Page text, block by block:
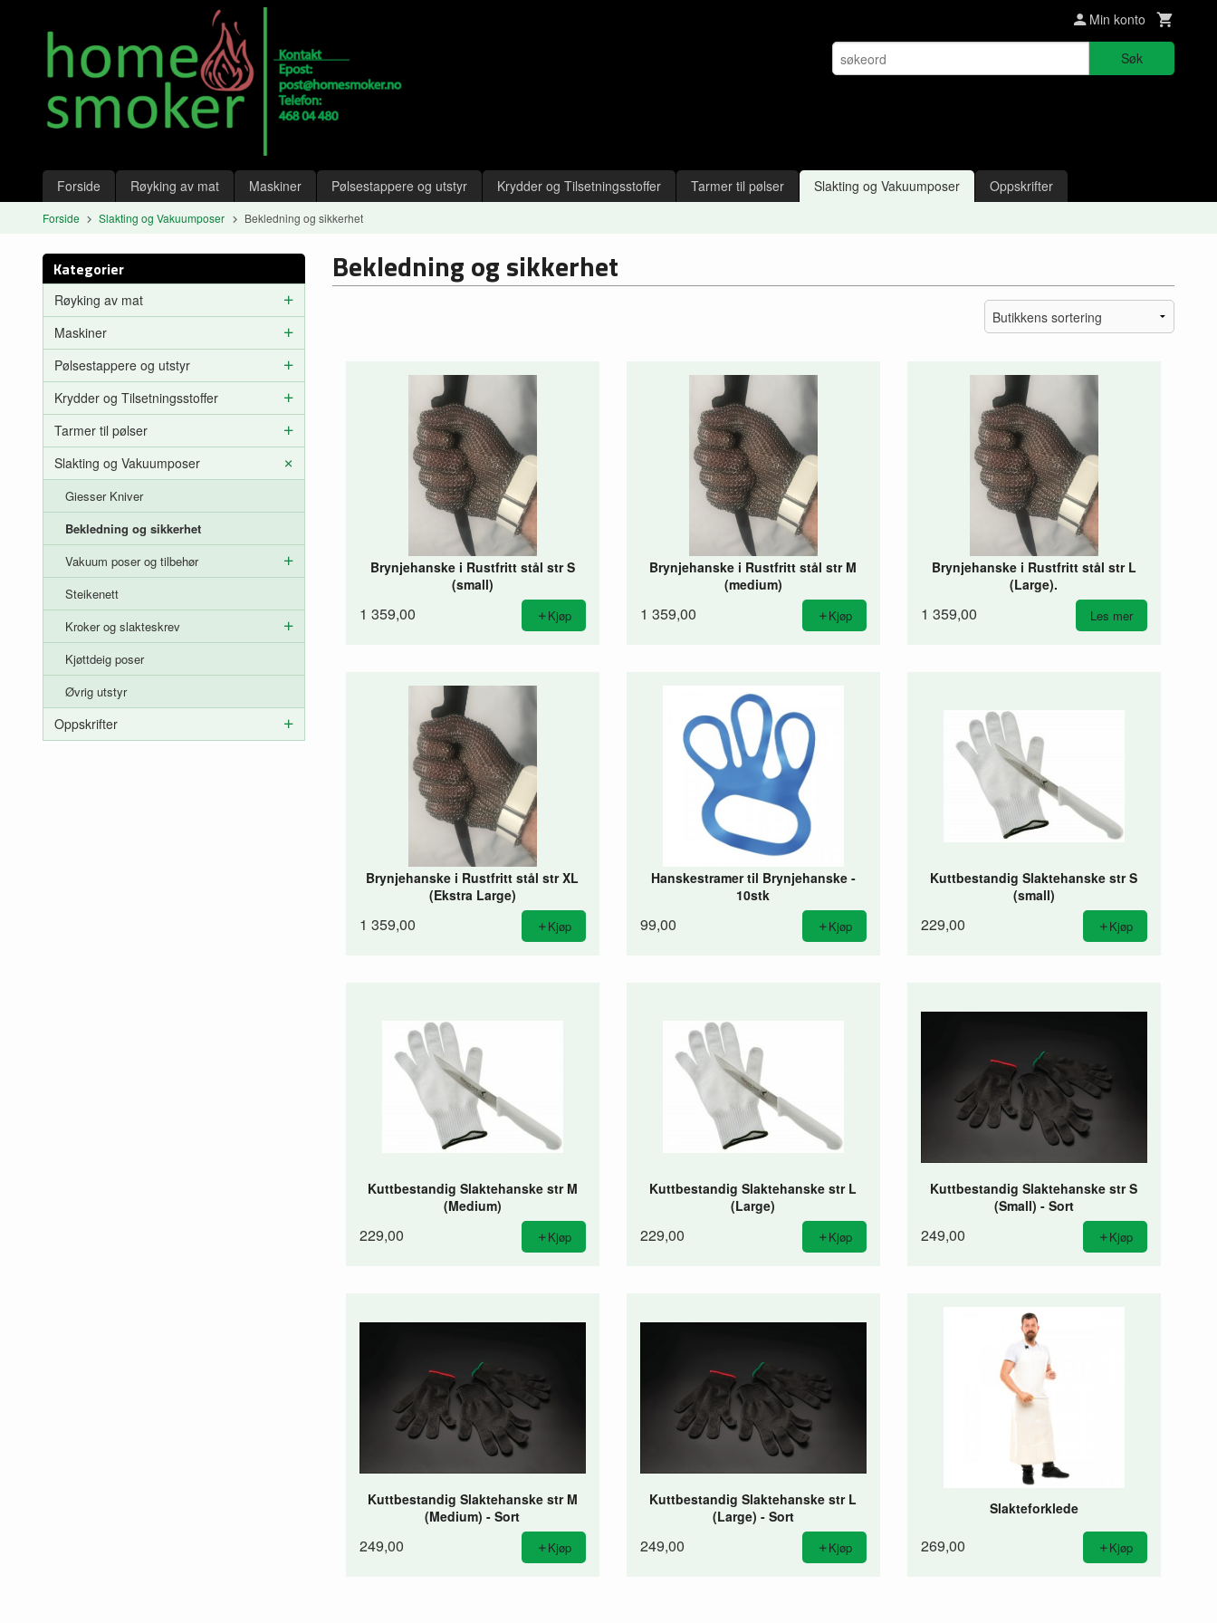
innholdet
Min konto
Søk
Produkter
Forside Røyking av mat Maskiner Pølsestappere og utstyr Krydder og Tilsetningsstoffer Tarmer til pølser Slakting og Vakuumposer Oppskrifter
Forside Slakting og Vakuumposer Bekledning og sikkerhet
Kategorier
Røyking av mat
Maskiner
Pølsestappere og utstyr
Krydder og Tilsetningsstoffer
Tarmer til pølser
Slakting og Vakuumposer
Giesser Kniver
Bekledning og sikkerhet
Vakuum poser og tilbehør
Steikenett
Kroker og slakteskrev
Kjøttdeig poser
Øvrig utstyr
Oppskrifter
Bekledning og sikkerhet
Brynjehanske i Rustfritt stål str S
(small)
1 359,00 Kjøp
Brynjehanske i Rustfritt stål str M
(medium)
1 359,00 Kjøp
Brynjehanske i Rustfritt stål str L
(Large).
1 359,00 Les mer
Brynjehanske i Rustfritt stål str XL
(Ekstra Large)
1 359,00 Kjøp
Hanskestramer til Brynjehanske -
10stk
99,00 Kjøp
Kuttbestandig Slaktehanske str S
(small)
229,00 Kjøp
Kuttbestandig Slaktehanske str M
(Medium)
229,00 Kjøp
Kuttbestandig Slaktehanske str L
(Large)
229,00 Kjøp
Kuttbestandig Slaktehanske str S
(Small) - Sort
249,00 Kjøp
Kuttbestandig Slaktehanske str M
(Medium) - Sort
249,00 Kjøp
Kuttbestandig Slaktehanske str L
(Large) - Sort
249,00 Kjøp
Slakteforklede
269,00 Kjøp